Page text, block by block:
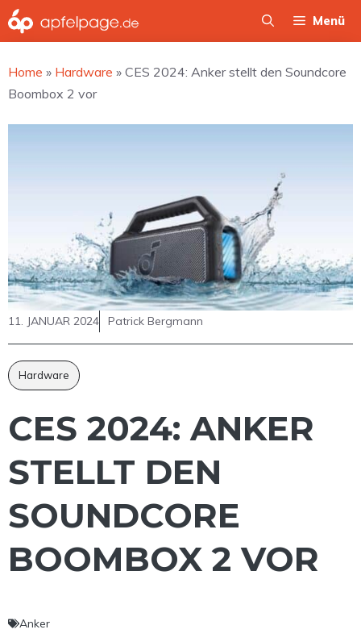
Zum
Inhalt
Menü
Home » Hardware » CES 2024: Anker stellt den Soundcore
Boombox 2 vor
11. JANUAR 2024 Patrick Bergmann
Hardware
CES 2024: ANKER
STELLT DEN
SOUNDCORE
BOOMBOX 2 VOR
Anker